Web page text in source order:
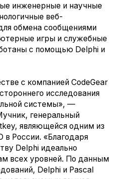
инженерные и научные
веб-
обмена сообщениями
игры и служебные
с помощью Delphi и
с компанией CodeGear
исследования
системы», —
генеральный
являющейся одним из
России. «Благодаря
Delphi идеально
всех уровней. По данным
Delphi и Pascal